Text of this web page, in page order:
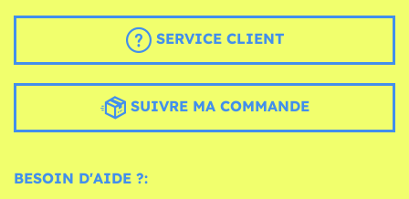
SERVICE CLIENT
SUIVRE MA COMMANDE
BESOIN D'AIDE ?: